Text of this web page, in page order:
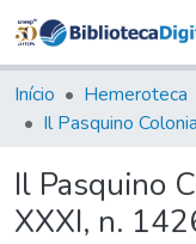
Início Hemeroteca
Il Pasquino
Il Pasquino
XXXI, n.